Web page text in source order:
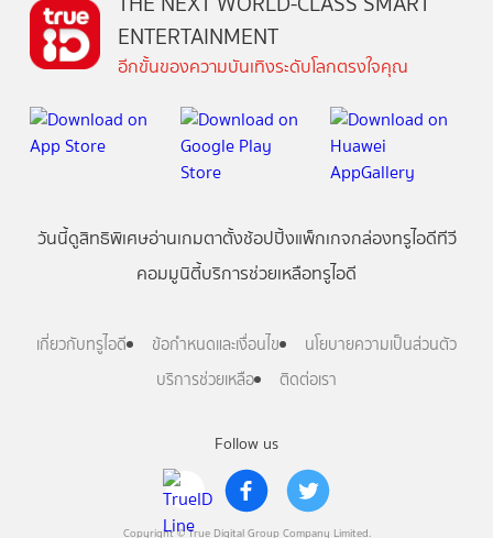
Follow us
Copyright © True Digital Group Company Limited.
ENTERTAINMENT
อีกขั้นของความบันเทิงระดับโลกตรงใจคุณ
วันนี้ดูสิทธิพิเศษอ่านเกมตาตั้งช้อปปิ้งแพ็กเกจกล่องทรูไอดีทีวี
คอมมูนิตี้บริการช่วยเหลือทรูไอดี
เกี่ยวกับทรูไอดี ข้อกำหนดและเงื่อนไข
นโยบายความเป็นส่วนตัว
บริการช่วยเหลือ
ติดต่อเรา